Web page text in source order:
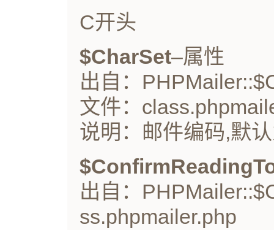
C开头
$CharSet–属性
出自：
文件：
说明：邮件编码,默
出自：
ss.phpmailer.php